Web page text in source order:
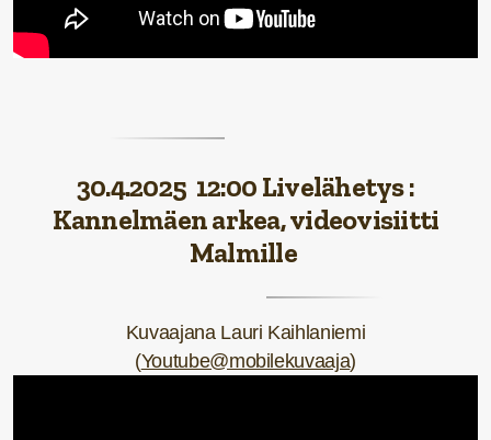
30.4.2025 12:00 Livelähetys :
Kannelmäen arkea, videovisiitti
Malmille
Kuvaajana Lauri Kaihlaniemi
(Youtube@mobilekuvaaja)